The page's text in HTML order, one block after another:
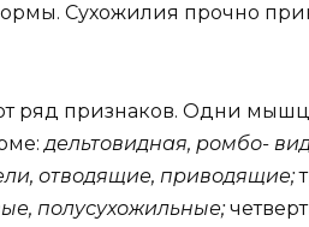
Сухожилия прочно
ряд признаков. Одни
дельтовидная, ромбо-
отводящие, приводящие;
полусухожильные;